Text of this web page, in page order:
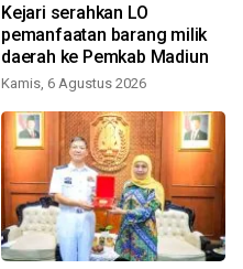
Kejari serahkan LO
pemanfaatan barang milik
daerah ke Pemkab Madiun
Kamis, 6 Agustus 2026